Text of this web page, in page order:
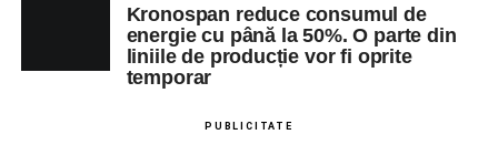
Kronospan reduce consumul de
energie cu până la 50%. O parte din
liniile de producție vor fi oprite
temporar
PUBLICITATE